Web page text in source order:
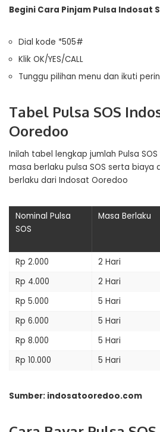
Begini Cara Pinjam Pulsa Indosat
Dial kode *505#
Klik OK/YES/CALL
Tunggu pilihan menu dan ikuti
Tabel Pulsa SOS
Ooredoo
Inilah tabel lengkap jumlah Pulsa
masa berlaku pulsa SOS serta biaya
berlaku dari Indosat Ooredoo
Nominal Pulsa
SOS
Masa Berlaku
Rp 2.000
2 Hari
Rp 4.000
2 Hari
Rp 5.000
5 Hari
Rp 6.000
5 Hari
Rp 8.000
5 Hari
Rp 10.000
5 Hari
Sumber: indosatooredoo.com